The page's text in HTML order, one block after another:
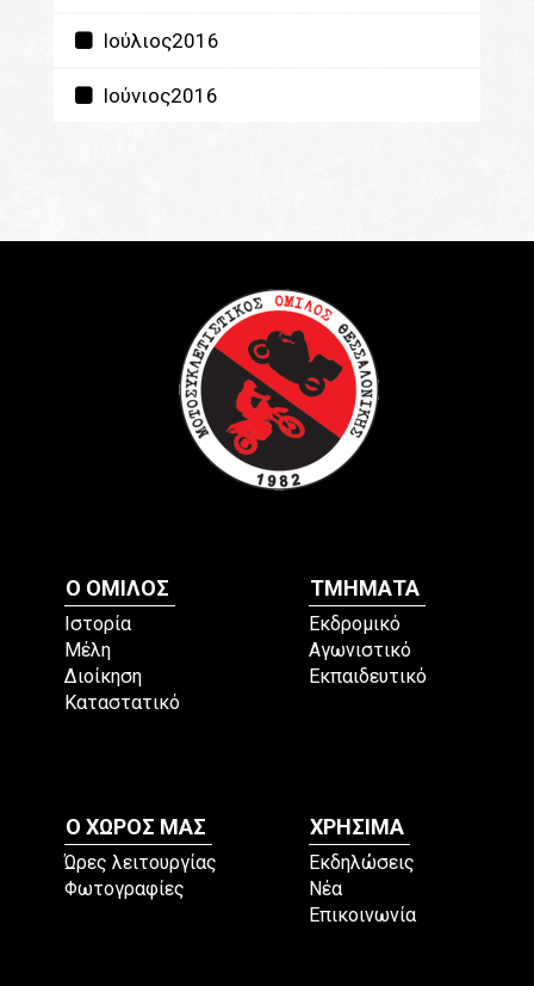
Ιούλιος2016
Ιούνιος2016
Ο ΟΜΙΛΟΣ
Ιστορία
Μέλη
Διοίκηση
Καταστατικό
ΤΜΗΜΑΤΑ
Εκδρομικό
Αγωνιστικό
Εκπαιδευτικό
Ο ΧΩΡΟΣ ΜΑΣ
Ώρες λειτουργίας
Φωτογραφίες
ΧΡΗΣΙΜΑ
Εκδηλώσεις
Νέα
Επικοινωνία